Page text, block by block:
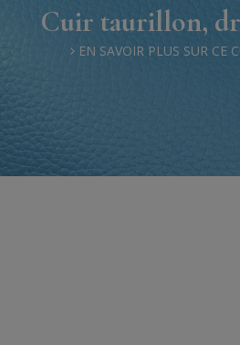
Cuir taurillon,
EN SAVOIR PLUS SUR CE